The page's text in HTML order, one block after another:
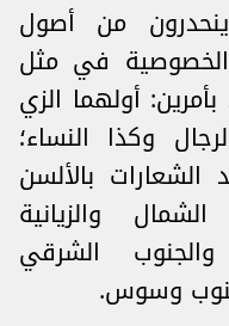
من أصول
الخصوصية في مثل
أولهما الزي
وكذا النساء؛
الشعارات بالألسن
والزيانية
الشرقي
وسوس.